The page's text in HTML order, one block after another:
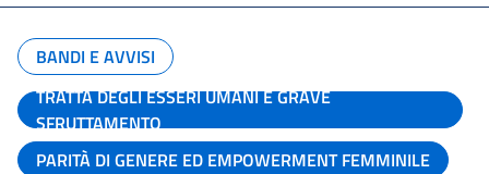
BANDI E AVVISI
TRATTA DEGLI ESSERI UMANI E GRAVE
SFRUTTAMENTO
PARITÀ DI GENERE ED EMPOWERMENT FEMMINILE